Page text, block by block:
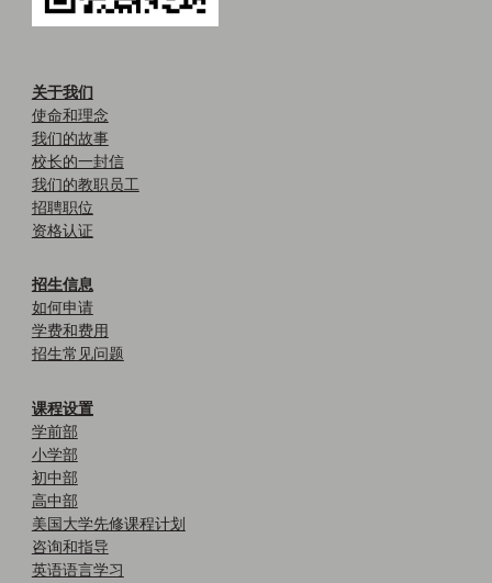
关于我们
使命和理念
我们的故事
校长的一封信
我们的教职员工
招聘职位
资格认证
招生信息
如何申请
学费和费用
招生常见问题
课程设置
学前部
小学部
初中部
高中部
美国大学先修课程计划
咨询和指导
英语语言学习